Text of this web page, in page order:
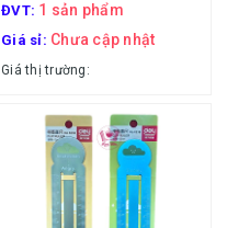
ĐVT: 1 sản phẩm
Giá sỉ: Chưa cập nhật
Giá thị trường: